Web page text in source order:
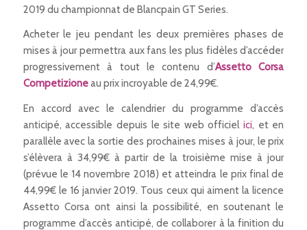
2019 du championnat de Blancpain GT Series.
Acheter le jeu pendant les deux premières phases de
mises à jour permettra aux fans les plus fidèles d’accéder
progressivement à tout le contenu d’Assetto Corsa
Competizioneau prix incroyable de 24,99€.
En accord avec le calendrier du programme d’accès
anticipé, accessible depuis le site web officielici, et en
parallèle avec la sortie des prochaines mises à jour, le prix
s’élèvera à 34,99€ à partir de la troisième mise à jour
(prévue le 14 novembre 2018) et atteindra le prix final de
44,99€ le 16 janvier 2019. Tous ceux qui aiment la licence
Assetto Corsa ont ainsi la possibilité, en soutenant le
programme d’accès anticipé, de collaborer à la finition du